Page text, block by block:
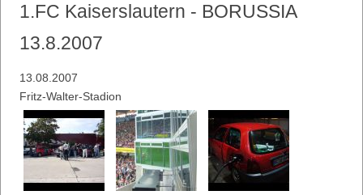
1.FC Kaiserslautern - BORUSSIA
13.8.2007
13.08.2007
Fritz-Walter-Stadion